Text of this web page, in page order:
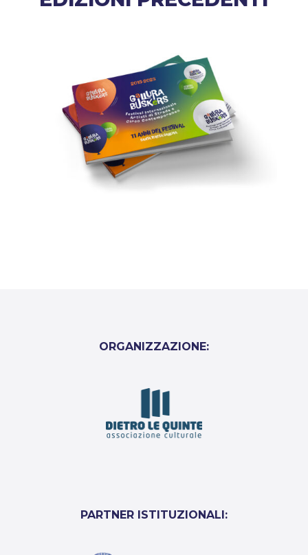
ORGANIZZAZIONE:
PARTNER ISTITUZIONALI: